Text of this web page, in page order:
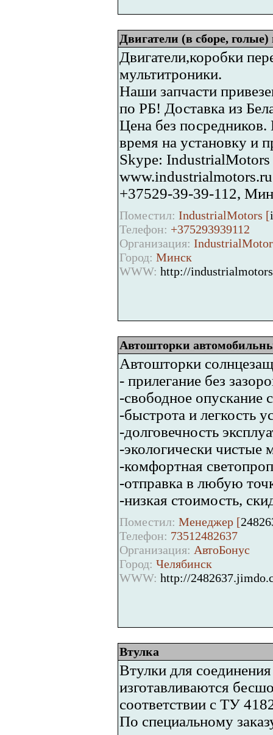
Двигатели (в сборе,
Двигатели,коробки
мультитроники.
Наши запчасти
по РБ! Доставка из
Цена без посредников.
время на установку и
Skype: IndustrialMotors
www.industrialmotors.ru
+37529-39-39-112,
Поместил: IndustrialMotors [
Телефон: +375293939112
Организация:
Город: Минск
WWW: http://
Автошторки
Автошторки
- прилегание без
-свободное опускание
-быстрота и легкость
-долговечность
-экологически чистые
-комфортная
-отправка в любую
-низкая стоимость,
Поместил: Менеджер [
Телефон: 73512482637
Организация: АвтоБонус
Город: Челябинск
WWW: http://
Втулка
Втулки для
изготавливаются
соответствии с ТУ
По специальному